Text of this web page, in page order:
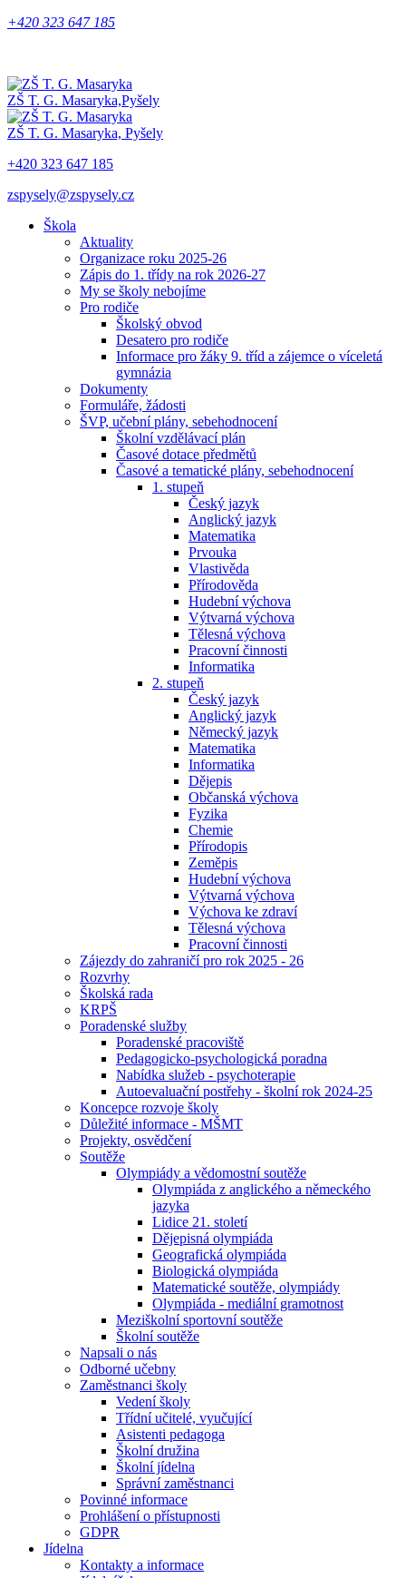
+420 323 647 185
ZŠ T. G. Masaryka,Pyšely
ZŠ T. G. Masaryka, Pyšely
+420 323 647 185
zspysely@zspysely.cz
Škola
Aktuality
Organizace roku 2025-26
Zápis do 1. třídy na rok 2026-27
My se školy nebojíme
Pro rodiče
Školský obvod
Desatero pro rodiče
Informace pro žáky 9. tříd a zájemce o víceletá
gymnázia
Dokumenty
Formuláře, žádosti
ŠVP, učební plány, sebehodnocení
Školní vzdělávací plán
Časové dotace předmětů
Časové a tematické plány, sebehodnocení
1. stupeň
Český jazyk
Anglický jazyk
Matematika
Prvouka
Vlastivěda
Přírodověda
Hudební výchova
Výtvarná výchova
Tělesná výchova
Pracovní činnosti
Informatika
2. stupeň
Český jazyk
Anglický jazyk
Německý jazyk
Matematika
Informatika
Dějepis
Občanská výchova
Fyzika
Chemie
Přírodopis
Zeměpis
Hudební výchova
Výtvarná výchova
Výchova ke zdraví
Tělesná výchova
Pracovní činnosti
Zájezdy do zahraničí pro rok 2025 - 26
Rozvrhy
Školská rada
KRPŠ
Poradenské služby
Poradenské pracoviště
Pedagogicko-psychologická poradna
Nabídka služeb - psychoterapie
Autoevaluační postřehy - školní rok 2024-25
Koncepce rozvoje školy
Důležité informace - MŠMT
Projekty, osvědčení
Soutěže
Olympiády a vědomostní soutěže
Olympiáda z anglického a německého
jazyka
Lidice 21. století
Dějepisná olympiáda
Geografická olympiáda
Biologická olympiáda
Matematické soutěže, olympiády
Olympiáda - mediální gramotnost
Meziškolní sportovní soutěže
Školní soutěže
Napsali o nás
Odborné učebny
Zaměstnanci školy
Vedení školy
Třídní učitelé, vyučující
Asistenti pedagoga
Školní družina
Školní jídelna
Správní zaměstnanci
Povinné informace
Prohlášení o přístupnosti
GDPR
Jídelna
Kontakty a informace